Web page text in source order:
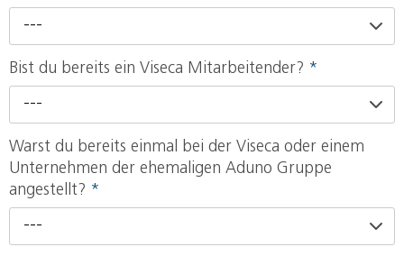
---
Bist du bereits ein Viseca Mitarbeitender? *
---
Warst du bereits einmal bei der Viseca oder einem
Unternehmen der ehemaligen Aduno Gruppe
angestellt? *
---